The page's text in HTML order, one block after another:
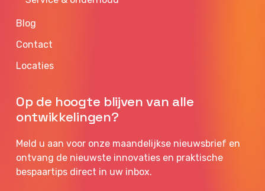
Blog
Contact
Locaties
Op de hoogte blijven van alle
ontwikkelingen?
Meld u aan voor onze maandelijkse nieuwsbrief en
ontvang de nieuwste innovaties en praktische
bespaartips direct in uw inbox.